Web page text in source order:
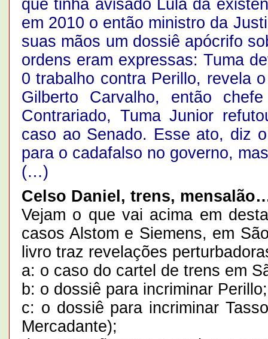
que tinha avisado Lula da
em 2010 o então ministro da
suas mãos um dossiê apócrifo
ordens eram expressas: Tuma
0 trabalho contra Perillo, revela
Gilberto Carvalho, então
Contrariado, Tuma Junior
caso ao Senado. Esse ato, diz
para o cadafalso no governo,
(…)
Celso Daniel, trens,
Vejam o que vai acima em
casos Alstom e Siemens, em
livro traz revelações
a: o caso do cartel de trens em
b: o dossiê para incriminar Perillo;
c: o dossiê para incriminar
Mercadante);